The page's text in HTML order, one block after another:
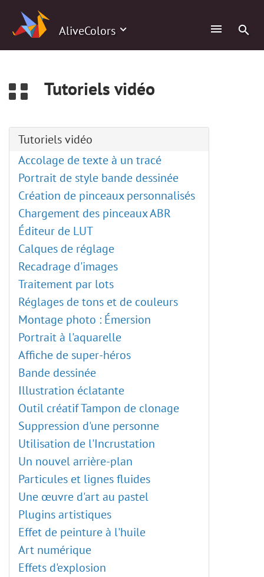
AliveColors
Tutoriels vidéo
Tutoriels vidéo
Accolage de texte à un tracé
Portrait de style bande dessinée
Création de pinceaux personnalisés
Chargement des pinceaux ABR
Éditeur de LUT
Calques de réglage
Recadrage d'images
Traitement par lots
Réglages de tons et de couleurs
Montage photo : Émersion
Portrait à l'aquarelle
Affiche de super-héros
Bande dessinée
Illustration éclatante
Outil créatif Tampon de clonage
Suppression d'une personne
Utilisation de l'Incrustation
Un nouvel arrière-plan
Particules et lignes fluides
Une œuvre d'art au pastel
Plugins artistiques
Effet de peinture à l'huile
Art numérique
Effets d'explosion